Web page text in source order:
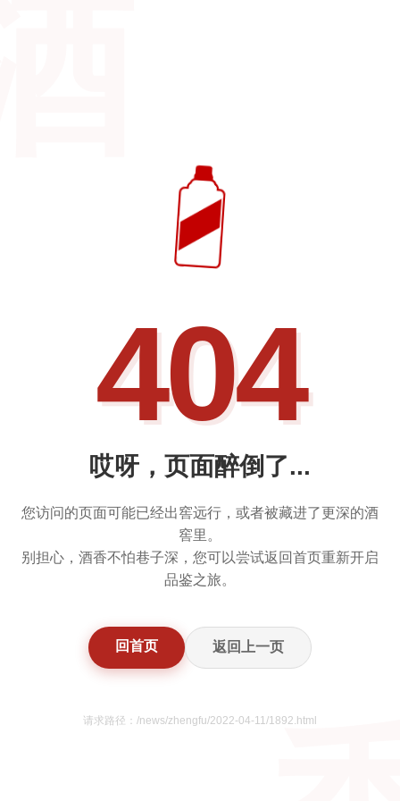
404
哎呀，页面醉倒了...
您访问的页面可能已经出窖远行，或者被藏进了更深的酒
窖里。
别担心，酒香不怕巷子深，您可以尝试返回首页重新开启
品鉴之旅。
回首页 返回上一页
请求路径：/news/zhengfu/2022-04-11/1892.html